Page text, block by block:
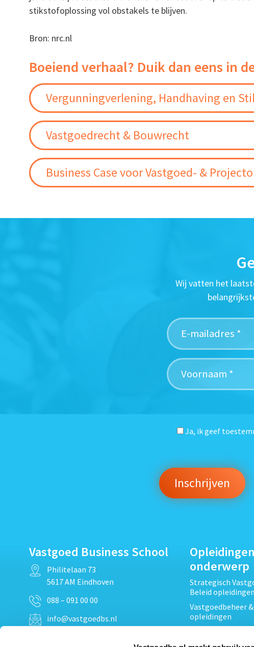
stikstofoplossing vol obstakels te blijven.
Bron: nrc.nl
Boeiend verhaal? Duik dan eens in
Vergunningverlening, Handhaving en
Vastgoedrecht & Bouwrecht
Business Case voor Vastgoed- &
Wij vatten het
Ja, ik geef
Vastgoed Business School
Philitelaan 73
5617 AM Eindhoven
088 – 091 00 00
info@vastgoedbs.nl
onderwerp
Strategisch
Beleid opleidingen
Vastgoedbeheer
opleidingen